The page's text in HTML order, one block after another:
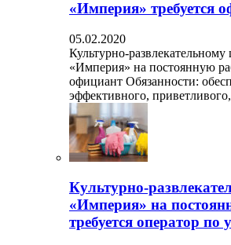
«Империя» требуется
05.02.2020
Культурно-развлекательному
«Империя» на постоянную
официант Обязанности:
эффективного,
Культурно-
«Империя» на
требуется оператор по